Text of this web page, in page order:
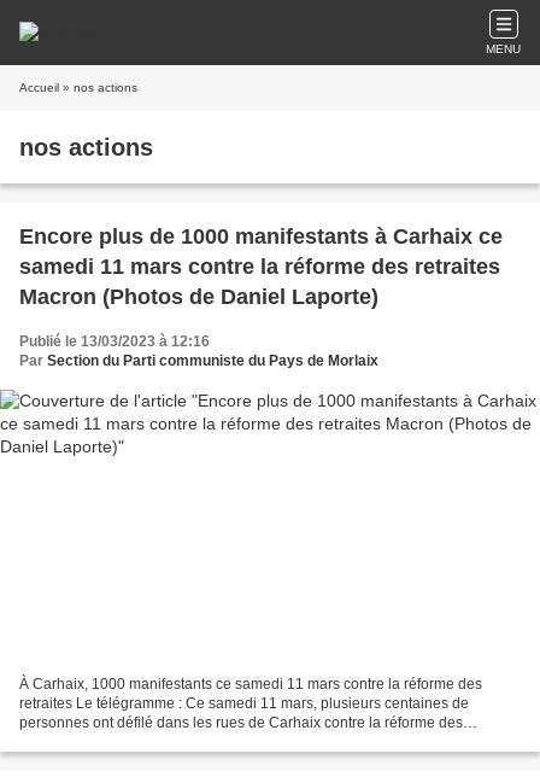
MENU
Accueil » nos actions
nos actions
Encore plus de 1000 manifestants à Carhaix ce
samedi 11 mars contre la réforme des retraites
Macron (Photos de Daniel Laporte)
Publié le 13/03/2023 à 12:16
Par Section du Parti communiste du Pays de Morlaix
À Carhaix, 1000 manifestants ce samedi 11 mars contre la réforme des
retraites Le télégramme : Ce samedi 11 mars, plusieurs centaines de
personnes ont défilé dans les rues de Carhaix contre la réforme des